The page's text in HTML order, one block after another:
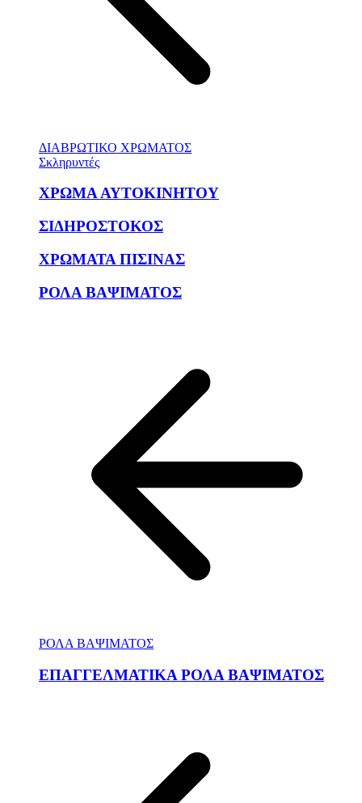
ΔΙΑΒΡΩΤΙΚΟ ΧΡΩΜΑΤΟΣ
Σκληρυντές
ΧΡΩΜΑ ΑΥΤΟΚΙΝΗΤΟΥ
ΣΙΔΗΡΟΣΤΟΚΟΣ
ΧΡΩΜΑΤΑ ΠΙΣΙΝΑΣ
ΡΟΛΑ ΒΑΨΙΜΑΤΟΣ
ΡΟΛΑ ΒΑΨΙΜΑΤΟΣ
ΕΠΑΓΓΕΛΜΑΤΙΚΑ ΡΟΛΑ ΒΑΨΙΜΑΤΟΣ